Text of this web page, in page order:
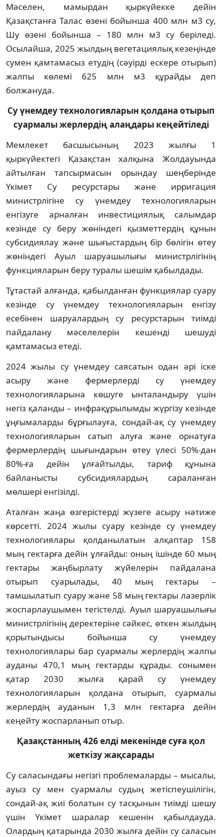
Мәселен, мамырдан қыркүйекке дейін
Қазақстанға Талас өзені бойынша 400 млн м3 су,
Шу өзені бойынша – 180 млн м3 су беріледі.
Осылайша, 2025 жылдың вегетациялық кезеңінде
сумен қамтамасыз етудің (сәуірді ескере отырып)
жалпы көлемі 625 млн м3 құрайды деп
болжануда.
Су үнемдеу технологияларын қолдана отырып
суармалы жерлердің алаңдары кеңейтіледі
Мемлекет басшысының 2023 жылғы 1
қыркүйектегі Қазақстан халқына Жолдауында
айтылған тапсырмасын орындау шеңберінде
Үкімет Су ресурстары және ирригация
министрлігіне су үнемдеу технологияларын
енгізуге арналған инвестициялық салымдар
кезінде су беру жөніндегі қызметтердің құнын
субсидиялау және шығыстардың бір бөлігін өтеу
жөніндегі Ауыл шаруашылығы министрлігінің
функцияларын беру туралы шешім қабылдады.
Тұтастай алғанда, қабылданған функциялар суару
кезінде су үнемдеу технологияларын енгізу
есебінен шаруалардың су ресурстарын тиімді
пайдалану мәселелерін кешенді шешуді
қамтамасыз етеді.
2024 жылы су үнемдеу саясатын одан әрі іске
асыру және фермерлерді су үнемдеу
технологияларына көшуге ынталандыру үшін
негіз қаланды – инфрақұрылымды жүргізу кезінде
ұңғымаларды бұрғылауға, сондай-ақ су үнемдеу
технологияларын сатып алуға және орнатуға
фермерлердің шығындарын өтеу үлесі 50%-дан
80%-ға дейін ұлғайтылды, тариф құнына
байланысты субсидиялардың сараланған
мөлшері енгізілді.
Аталған жаңа өзгерістерді жүзеге асыру нәтиже
көрсетті. 2024 жылы суару кезінде су үнемдеу
технологиялары қолданылатын алқаптар 158
мың гектарға дейін ұлғайды: оның ішінде 60 мың
гектары жаңбырлату жүйелерін пайдалана
отырып суарылады, 40 мың гектары –
тамшылатып суару және 58 мың гектары лазерлік
жоспарлаушымен тегістелді. Ауыл шаруашылығы
министрлігінің деректеріне сәйкес, өткен жылдың
қорытындысы бойынша су үнемдеу
технологиялары бар суармалы жерлердің жалпы
ауданы 470,1 мың гектарды құрады. сонымен
қатар 2030 жылға қарай су үнемдеу
технологияларын қолдана отырып, суармалы
жерлердің ауданын 1,3 млн гектарға дейін
кеңейту жоспарланып отыр.
Қазақстанның 426 елді мекенінде суға қол
жеткізу жақсарады
Су саласындағы негізгі проблемаларды – мысалы,
ауыз су мен суармалы судың жетіспеушілігін,
сондай-ақ жиі болатын су тасқынын тиімді шешу
үшін Үкімет шаралар кешенін қабылдауда.
Олардың қатарында 2030 жылға дейін су саласын